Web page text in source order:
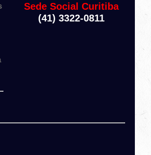
Sede Social Curitiba
(41) 3322-0811